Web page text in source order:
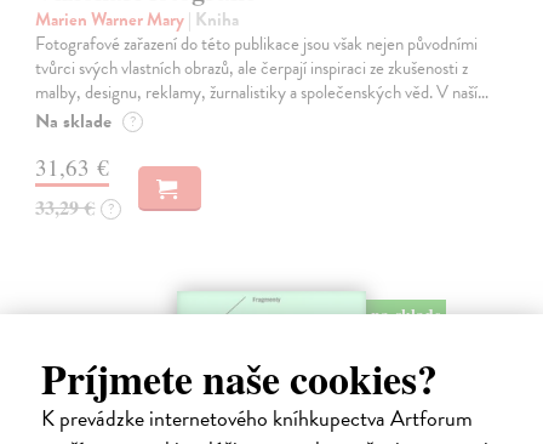
Príjmete naše cookies?
K prevádzke internetového kníhkupectva Artforum
Marien Warner Mary| Kniha
Fotografové zařazení do této publikace jsou však nejen původními
tvůrci svých vlastních obrazů, ale čerpají inspiraci ze zkušenosti z
malby, designu, reklamy, žurnalistiky a společenských věd. V naší…
Na sklade ?
31,63 €
33,29 € ?
na sklade